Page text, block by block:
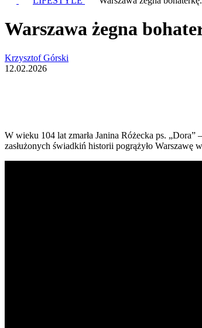
Warszawa żegna
Krzysztof Górski
12.02.2026
W wieku 104 lat zmarła Janina Różecka ps.
zasłużonych świadkiń historii pogrążyło Warszawę